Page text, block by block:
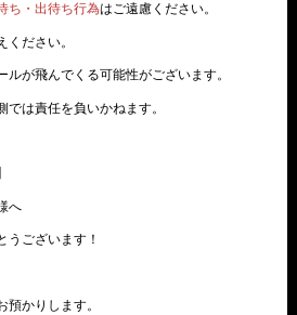
ち・出待ち行為はご遠慮ください。
ください。
ルが飛んでくる可能性がございます。
は責任を負いかねます。
へ
うございます！
預かりします。